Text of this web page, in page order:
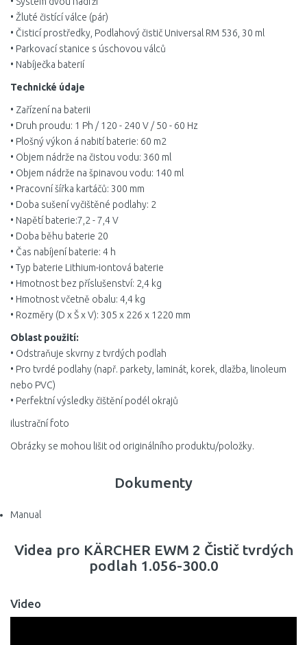
• Žluté čistící válce (pár)
• Čisticí prostředky, Podlahový čistič Universal RM 536, 30 ml
• Parkovací stanice s úschovou válců
• Nabíječka baterií
Technické údaje
• Zařízení na baterii
• Druh proudu: 1 Ph / 120 - 240 V / 50 - 60 Hz
• Plošný výkon á nabití baterie: 60 m2
• Objem nádrže na čistou vodu: 360 ml
• Objem nádrže na špinavou vodu: 140 ml
• Pracovní šířka kartáčů: 300 mm
• Doba sušení vyčištěné podlahy: 2
• Napětí baterie:7,2 - 7,4 V
• Doba běhu baterie 20
• Čas nabíjení baterie: 4 h
• Typ baterie Lithium-iontová baterie
• Hmotnost bez příslušenství: 2,4 kg
• Hmotnost včetně obalu: 4,4 kg
• Rozměry (D x Š x V): 305 x 226 x 1220 mm
Oblast použití:
• Odstraňuje skvrny z tvrdých podlah
• Pro tvrdé podlahy (např. parkety, laminát, korek, dlažba, linoleum
nebo PVC)
• Perfektní výsledky čištění podél okrajů
ilustrační foto
Obrázky se mohou lišit od originálního produktu/položky.
Dokumenty
Manual
Videa pro KÄRCHER EWM 2 Čistič tvrdých
podlah 1.056-300.0
Video